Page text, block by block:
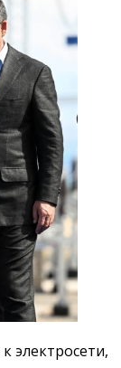
электросети,